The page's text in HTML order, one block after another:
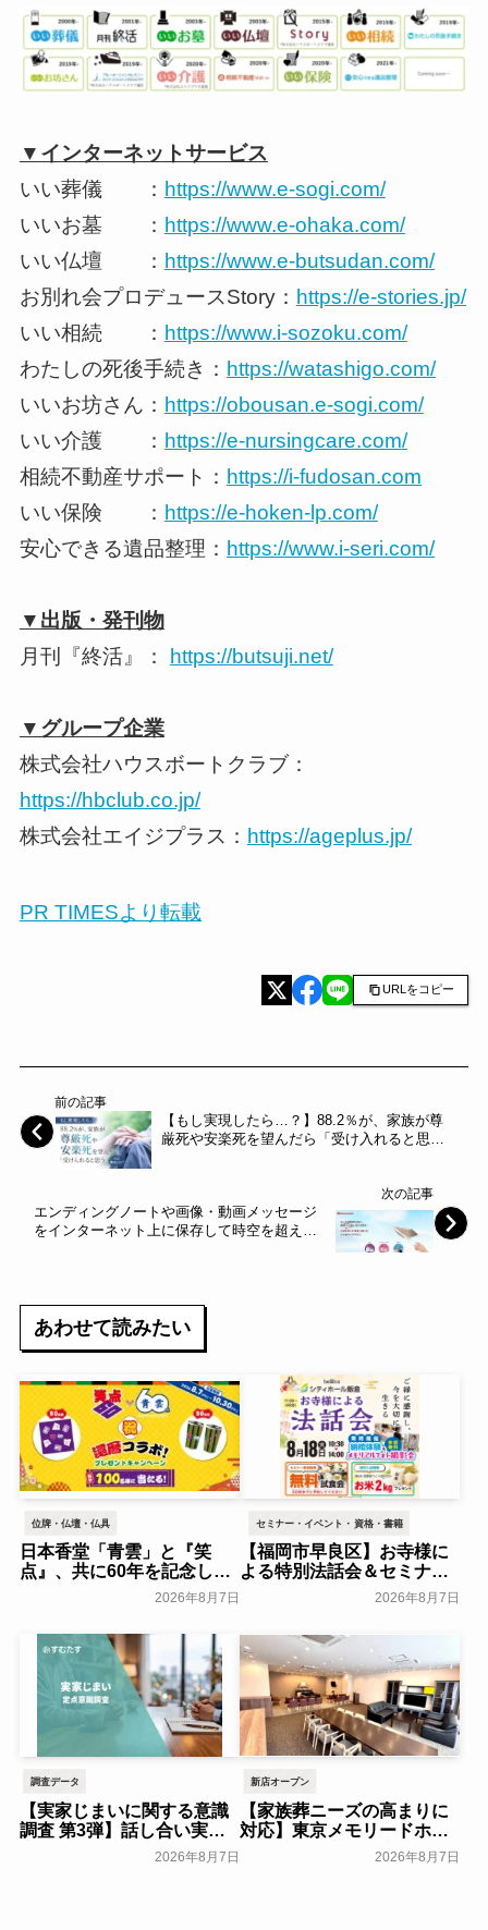
▼インターネットサービス
いい葬儀 ： https://www.e-sogi.com/
いいお墓 ： https://www.e-ohaka.com/
いい仏壇 ： https://www.e-butsudan.com/
お別れ会プロデュースStory： https://e-stories.jp/
いい相続 ： https://www.i-sozoku.com/
わたしの死後手続き： https://watashigo.com/
いいお坊さん： https://obousan.e-sogi.com/
いい介護 ： https://e-nursingcare.com/
相続不動産サポート： https://i-fudosan.com
いい保険 ： https://e-hoken-lp.com/
安心できる遺品整理： https://www.i-seri.com/
▼出版・発刊物
月刊『終活』：
https://butsuji.net/
▼グループ企業
株式会社ハウスボートクラブ：
https://hbclub.co.jp/
株式会社エイジプラス： https://ageplus.jp/
PR TIMESより転載
URLをコピー
前の記事
【もし実現したら…？】88.2％が、家族が尊
厳死や安楽死を望んだら「受け入れると思
次の記事
エンディングノートや画像・動画メッセージ
をインターネット上に保存して時空を超えた
あわせて読みたい
位牌・仏壇・仏具
日本香堂「青雲」と『笑
点』、共に60年を記念した
初コラボ！オリジナルグッ
ズのプレゼントキャンペー
ンを実施～日本香堂～
一般公開
2026年8月7日
セミナー・イベント・資格・書籍
【福岡市早良区】お寺様に
よる特別法話会＆セミナー
特典「無料試食会」を8月
18日(月)にシティホール飯
一般公開
2026年8月7日
調査データ
【実家じまいに関する意識
調査 第3弾】話し合い実施
率は29.5％で前回から低
下。「大相続時代」でも家
2026年8月7日
新店オープン
【家族葬ニーズの高まりに
対応】東京メモリードホー
ルに貸切型家族葬空間『第
８ホール～Living～』オー
2026年8月7日